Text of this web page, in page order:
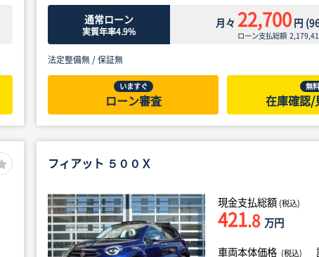
通常ローン
実質年率4.9%
月々 22,700円 (
ローン支払総額
法定整備無 /保証無
いますぐ
ローン審査
無料
在庫確認/
フィアット ５００Ｘ
現金支払総額 (税込)
421.8 万円
車両本体価格 (税込)